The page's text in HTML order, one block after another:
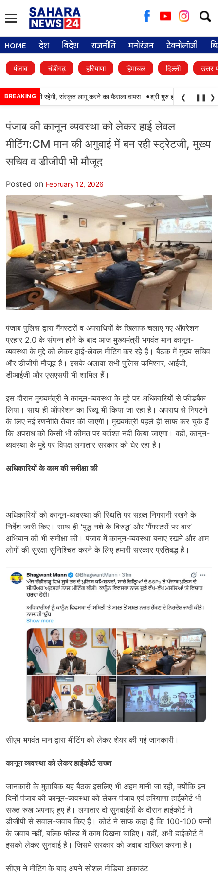
for:
HOME देश विदेश राजनीति मनोरंजन टेक्नोलॉजी
पंजाब चंडीगढ़ हरियाणा हिमाचल दिल्ली उत्तर
BREAKING
की पढ़ाई जारी रहेगी, संस्कृत लागू करने का फैसला वापस • श्री गुरु हरिकृष्ण साहिब जी के
❮ ❚❚ ❯
पंजाब की कानून व्यवस्था को लेकर हाई लेवल
मीटिंग:CM मान की अगुवाई में बन रही स्ट्रेटजी, मुख्य
सचिव व डीजीपी भी मौजूद
Posted on February 12, 2026
पंजाब पुलिस द्वारा गैंगस्टरों व अपराधियों के खिलाफ चलाए गए ऑपरेशन
प्रहार 2.0 के संपन्न होने के बाद आज मुख्यमंत्री भगवंत मान कानून-
व्यवस्था के मुद्दे को लेकर हाई-लेवल मीटिंग कर रहे हैं। बैठक में मुख्य सचिव
और डीजीपी मौजूद हैं। इसके अलावा सभी पुलिस कमिश्नर, आईजी,
डीआईजी और एसएसपी भी शामिल हैं।
इस दौरान मुख्यमंत्री ने कानून-व्यवस्था के मुद्दे पर अधिकारियों से फीडबैक
लिया। साथ ही ऑपरेशन का रिव्यू भी किया जा रहा है। अपराध से निपटने
के लिए नई रणनीति तैयार की जाएगी। मुख्यमंत्री पहले ही साफ कर चुके हैं
कि अपराध को किसी भी कीमत पर बर्दाश्त नहीं किया जाएगा। वहीं, कानून-
व्यवस्था के मुद्दे पर विपक्ष लगातार सरकार को घेर रहा है।
अधिकारियों के काम की समीक्षा की
अधिकारियों को कानून-व्यवस्था की स्थिति पर सख़्त निगरानी रखने के
निर्देश जारी किए। साथ ही ‘युद्ध नशे के विरुद्ध’ और ‘गैंगस्टरों पर वार’
अभियान की भी समीक्षा की। पंजाब में कानून-व्यवस्था बनाए रखने और आम
लोगों की सुरक्षा सुनिश्चित करने के लिए हमारी सरकार प्रतिबद्ध है।
सीएम भगवंत मान द्वारा मीटिंग को लेकर शेयर की गई जानकारी।
कानून व्यवस्था को लेकर हाईकोर्ट सख्त
जानकारी के मुताबिक यह बैठक इसलिए भी अहम मानी जा रही, क्योंकि इन
दिनों पंजाब की कानून-व्यवस्था को लेकर पंजाब एवं हरियाणा हाईकोर्ट भी
सख्त रुख अपनाए हुए है। लगातार दो सुनवाईयों के दौरान हाईकोर्ट ने
डीजीपी से सवाल-जवाब किए हैं। कोर्ट ने साफ कहा है कि 100-100 पन्नों
के जवाब नहीं, बल्कि फील्ड में काम दिखना चाहिए। वहीं, अभी हाईकोर्ट में
इसको लेकर सुनवाई है। जिसमें सरकार को जवाब दाखिल करना है।
सीएम ने मीटिंग के बाद अपने सोशल मीडिया अकाउंट